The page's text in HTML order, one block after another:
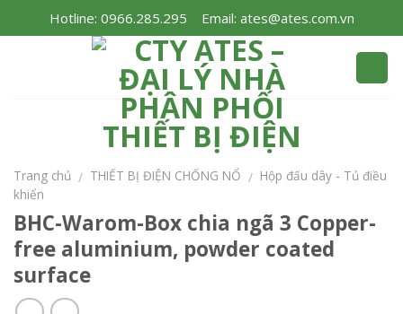
to
Hotline: 0966.285.295 Email: ates@ates.com.vn
Trang chủ / THIẾT BỊ ĐIỆN CHỐNG NỔ / Hộp đấu dây - Tủ điều
khiển
BHC-Warom-Box chia ngã 3 Copper-
free aluminium, powder coated
surface